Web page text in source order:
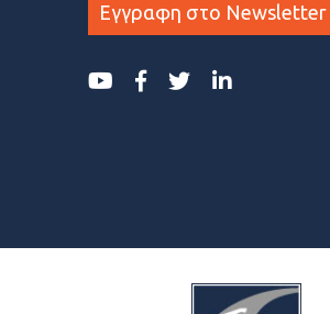
Εγγραφη στο Newsletter